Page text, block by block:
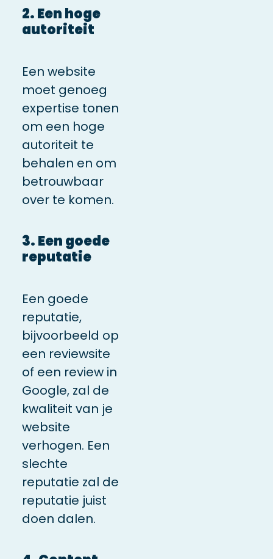
2. Een hoge
autoriteit
Een website
moet genoeg
expertise tonen
om een hoge
autoriteit te
behalen en om
betrouwbaar
over te komen.
3. Een goede
reputatie
Een goede
reputatie,
bijvoorbeeld op
een reviewsite
of een review in
Google, zal de
kwaliteit van je
website
verhogen. Een
slechte
reputatie zal de
reputatie juist
doen dalen.